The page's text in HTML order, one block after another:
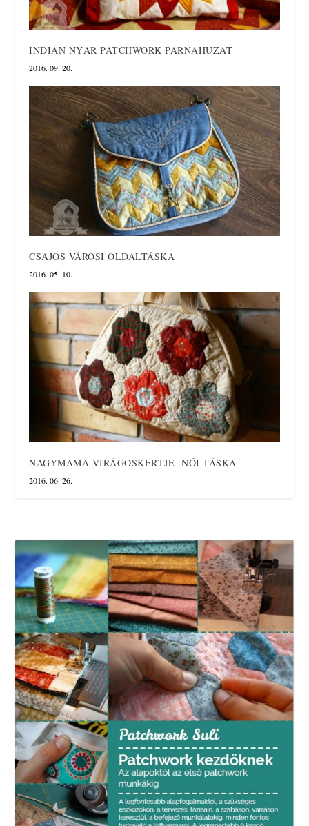
INDIÁN NYÁR PATCHWORK PÁRNAHUZAT
2016. 09. 20.
CSAJOS VÁROSI OLDALTÁSKA
2016. 05. 10.
NAGYMAMA VIRÁGOSKERTJE -NŐI TÁSKA
2016. 06. 26.